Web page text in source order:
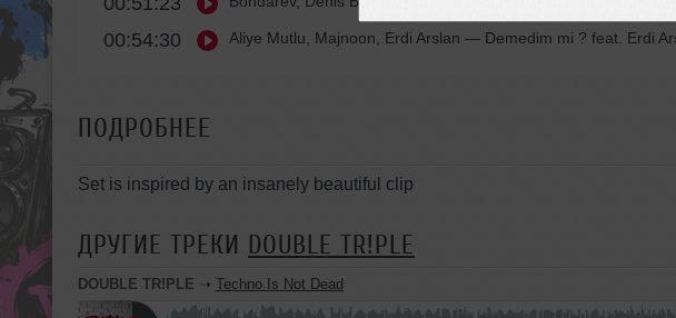
00:54:30 Aliye Mutlu, Majnoon, Erdi Arslan — Demedim mi ? feat. Erdi
ПОДРОБНЕЕ
Set is inspired by an insanely beautiful clip
ДРУГИЕ ТРЕКИ DOUBLE TR!PLE
DOUBLE TR!PLE ➝ Techno Is Not Dead